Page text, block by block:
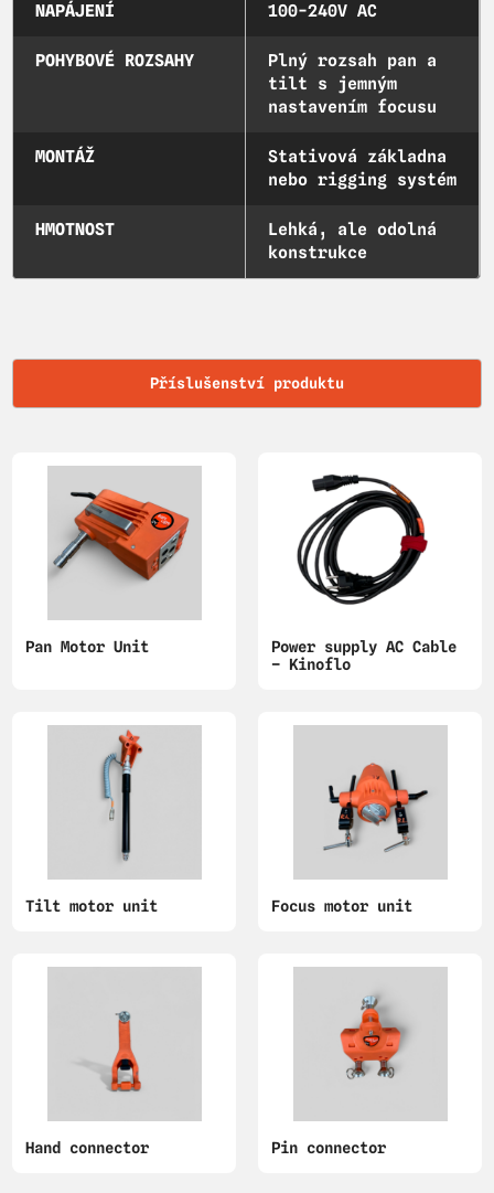
NAPÁJENÍ 100-240V AC
POHYBOVÉ ROZSAHY
Plný rozsah pan a
tilt s jemným
nastavením focusu
MONTÁŽ
Stativová základna
nebo rigging systém
HMOTNOST
Lehká, ale odolná
konstrukce
Příslušenství produktu
Pan Motor Unit
Power supply AC Cable
– Kinoflo
Tilt motor unit Focus motor unit
Hand connector Pin connector